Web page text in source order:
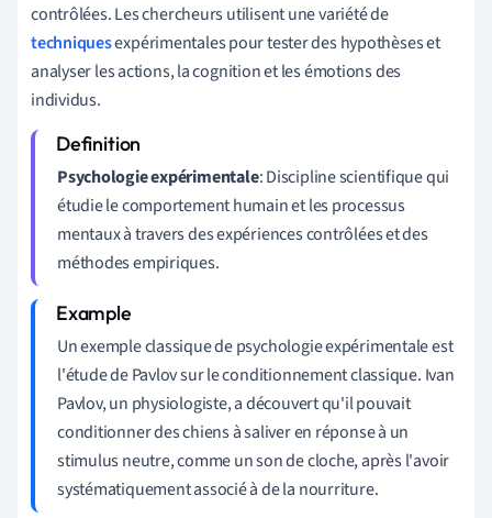
contrôlées. Les chercheurs utilisent une variété de
techniquesexpérimentales pour tester des hypothèses et
analyser les actions, la cognition et les émotions des
individus.
Psychologie expérimentale: Discipline scientifique qui
étudie le comportement humain et les processus
mentaux à travers des expériences contrôlées et des
méthodes empiriques.
Un exemple classique de psychologie expérimentale est
l'étude de Pavlov sur le conditionnement classique. Ivan
Pavlov, un physiologiste, a découvert qu'il pouvait
conditionner des chiens à saliver en réponse à un
stimulus neutre, comme un son de cloche, après l'avoir
systématiquement associé à de la nourriture.